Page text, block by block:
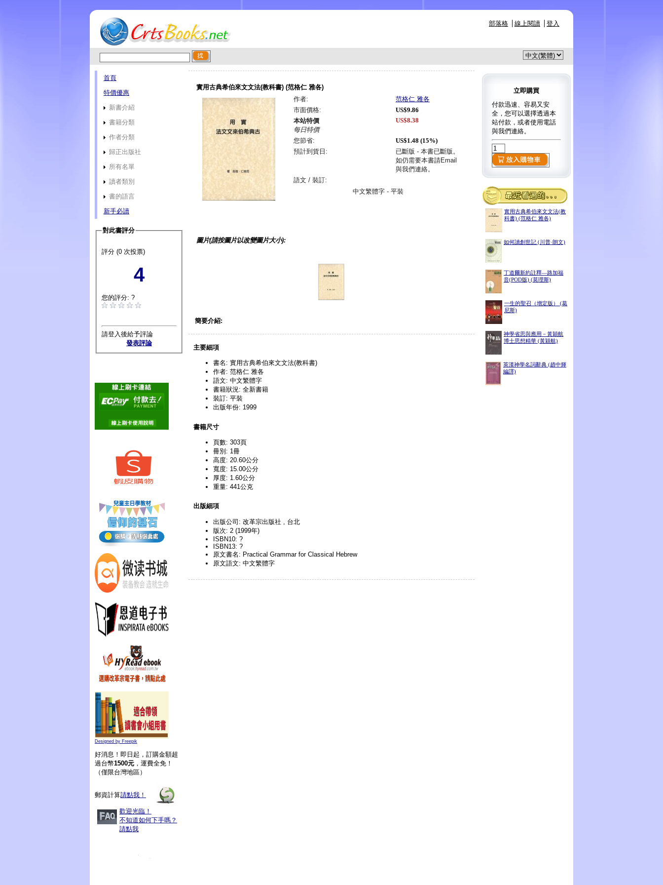
部落格 線上閱讀 登入
首頁
特價優惠
新書介紹
書籍分類
作者分類
歸正出版社
所有名單
讀者類別
書的語言
新手必讀
對此書評分
評分 (0 次投票)
4
您的評分: ?
請登入後給予評論
發表評論
Designed by Freepik
好消息！即日起，訂購金額超
過台幣1500元 ，運費全免！
（僅限台灣地區）
郵資計算請點我！
歡迎光臨！
不知道如何下手嗎？
請點我
立即購買
付款迅速、容易又安
全，您可以選擇透過本
站付款，或者使用電話
與我們連絡。
實用古典希伯來文文法(教
科書) (范格仁 雅各)
如何讀創世記 (川普·朗文)
丁道爾新約註釋—路加福
音(POD版) (莫理斯)
一生的聖召（增定版） (葛
尼斯)
神學省思與應用－黃穎航
博士思想精華 (黃穎航)
英漢神學名詞辭典 (趙中輝
編譯)
實用古典希伯來文文法(教科書) (范格仁 雅各)
作者:
范格仁 雅各
市面價格:
US$9.86
本站特價
每日特價
US$8.38
您節省:
US$1.48 (15%)
預計到貨日:
已斷版 - 本書已斷版。
如仍需要本書請Email
與我們連絡。
語文 / 裝訂:
中文繁體字 - 平裝
圖片(請按圖片以改變圖片大小):
簡要介紹:
主要細項
書名: 實用古典希伯來文文法(教科書)
作者: 范格仁 雅各
語文: 中文繁體字
書籍狀況: 全新書籍
裝訂: 平裝
出版年份: 1999
書籍尺寸
頁數: 303頁
冊別: 1冊
高度: 20.60公分
寬度: 15.00公分
厚度: 1.60公分
重量: 441公克
出版細項
出版公司: 改革宗出版社 , 台北
版次: 2 (1999年)
ISBN10: ?
ISBN13: ?
原文書名: Practical Grammar for Classical Hebrew
原文語文: 中文繁體字